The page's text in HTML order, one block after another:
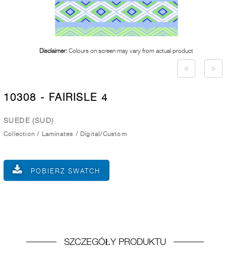
Disclaimer: Colours on screen may vary from actual product
10308 - FAIRISLE 4
SUEDE (SUD)
Collection / Laminates / Digital/Custom
POBIERZ SWATCH
SZCZEGÓŁY PRODUKTU